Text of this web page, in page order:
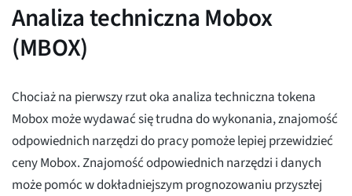
Analiza techniczna Mobox
(MBOX)
Chociaż na pierwszy rzut oka analiza techniczna tokena
Mobox może wydawać się trudna do wykonania, znajomość
odpowiednich narzędzi do pracy pomoże lepiej przewidzieć
ceny Mobox. Znajomość odpowiednich narzędzi i danych
może pomóc w dokładniejszym prognozowaniu przyszłej